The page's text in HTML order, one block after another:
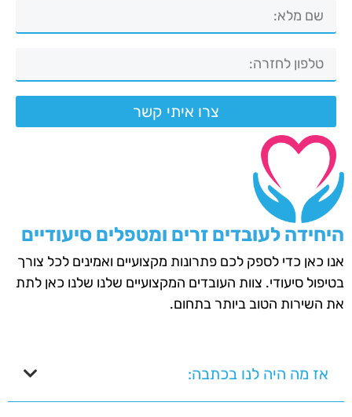
צרו איתי קשר
היחידה לעובדים זרים ומטפלים סיעודיים
אנו כאן כדי לספק לכם פתרונות מקצועיים ואמינים לכל צורך
בטיפול סיעודי. צוות העובדים המקצועיים שלנו שלנו כאן לתת
את השירות הטוב ביותר בתחום.
אז מה היה לנו בכתבה: